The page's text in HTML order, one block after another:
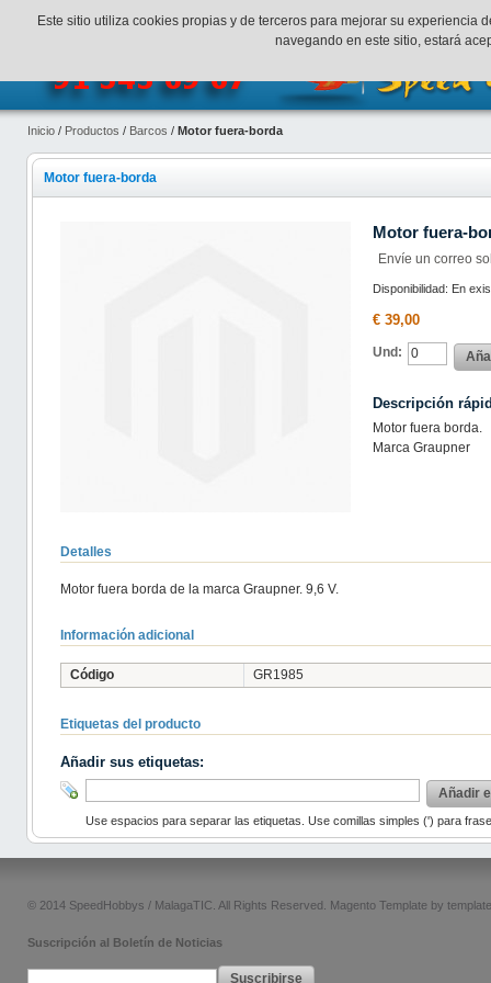
¡Bienvenidos a SpeedHobbys! Mi cuenta Finalizar
Inicio / Productos / Barcos / Motor fuera-borda
Motor fuera-borda
Motor fuera-
Envíe un correo
Disponibilidad: En
€ 39,00
Und:
Descripción
Motor fuera borda.
Marca Graupner
Detalles
Motor fuera borda de la marca Graupner. 9,6 V.
Información adicional
Código GR1985
Etiquetas del producto
Añadir sus etiquetas:
Añadir
Use espacios para separar las etiquetas. Use comillas simples (') para
© 2014 SpeedHobbys / MalagaTIC. All Rights Reserved. Magento Template by
Suscripción al Boletín de Noticias
Suscribirse
Este sitio utiliza cookies propias y de terceros para mejorar su
navegando en este sitio, estará